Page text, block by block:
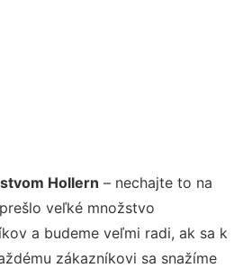
Hollern – nechajte to na
veľké množstvo
a budeme veľmi radi, ak sa k
zákazníkovi sa snažíme